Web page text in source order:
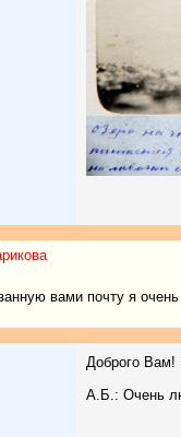
вами почту я
Доброго Вам!
А.Б.: Очень